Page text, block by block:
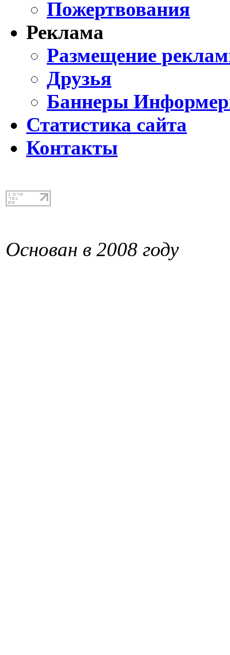
Пожертвования
Реклама
Размещение
Друзья
Баннеры
Статистика сайта
Контакты
Основан в 2008 году